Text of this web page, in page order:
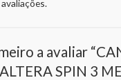
a avaliar
SPIN 3